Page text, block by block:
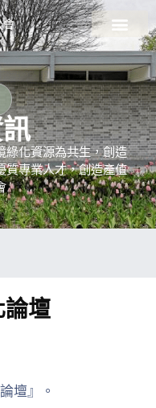
會
綠化資源為共生，創造
質專業人才，創造產值
壇
壇』。